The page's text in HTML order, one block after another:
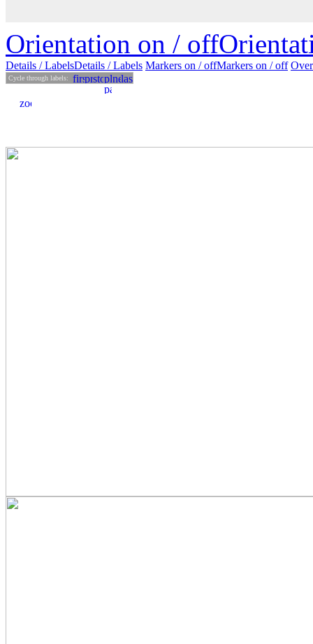
Orientation on / off
Details / LabelsDetails /Labels Markers on /offMarkers on / off
Cycle through labels: